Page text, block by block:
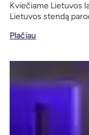
Kviečiame Lietuvos
Lietuvos stendą
Plačiau